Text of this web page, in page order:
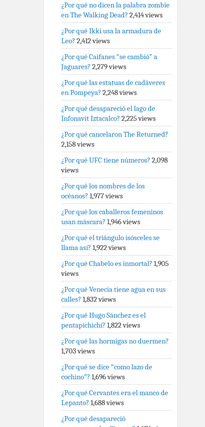
¿Por qué no dicen la palabra zombie
en The Walking Dead? 2,414 views
¿Por qué Ikki usa la armadura de
Leo? 2,412 views
¿Por qué Caifanes “se cambió” a
Jaguares? 2,279 views
¿Por qué las estatuas de cadáveres
en Pompeya? 2,248 views
¿Por qué desapareció el lago de
Infonavit Iztacalco? 2,225 views
¿Por qué cancelaron The Returned?
2,158 views
¿Por qué UFC tiene números? 2,098
views
¿Por qué los nombres de los
océanos? 1,977 views
¿Por qué los caballeros femeninos
usan máscara? 1,946 views
¿Por qué el triángulo isósceles se
llama así? 1,922 views
¿Por qué Chabelo es inmortal? 1,905
views
¿Por qué Venecia tiene agua en sus
calles? 1,832 views
¿Por qué Hugo Sánchez es el
pentapichichi? 1,822 views
¿Por qué las hormigas no duermen?
1,703 views
¿Por qué se dice “como lazo de
cochino”? 1,696 views
¿Por qué Cervantes era el manco de
Lepanto? 1,688 views
¿Por qué desapareció